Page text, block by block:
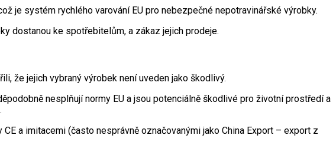
je systém rychlého varování EU pro nebezpečné nepotravinářské výrobky.
dostanou ke spotřebitelům, a zákaz jejich prodeje.
že jejich vybraný výrobek není uveden jako škodlivý.
nesplňují normy EU a jsou potenciálně škodlivé pro životní prostředí a
a imitacemi (často nesprávně označovanými jako China Export – export z